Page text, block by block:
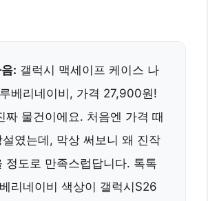
: 갤럭시 맥세이프 케이스 나
베리네이비, 가격 27,900원!
짜 물건이에요. 처음엔 가격 때
였는데, 막상 써보니 왜 진작
정도로 만족스럽답니다. 톡톡
리네이비 색상이 갤럭시S26